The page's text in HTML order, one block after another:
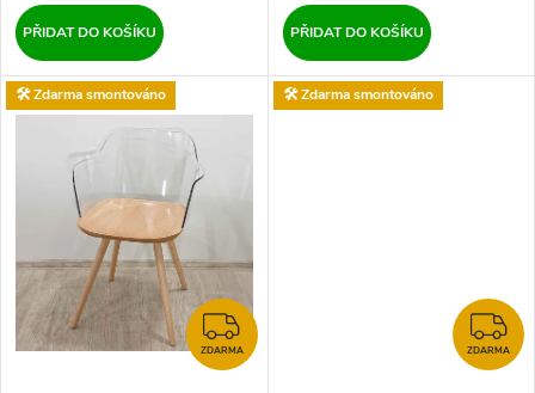
u
k
t
ů
u
k
PŘIDAT DO KOŠÍKU PŘIDAT DO KOŠÍKU
🛠️ Zdarma smontováno
ZDARMA
ZDARMA
🛠️ Zdarma smontováno
ZDARMA